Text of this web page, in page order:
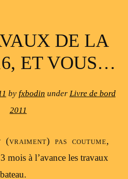
DE LA
ET VOUS…
by fxbodin under Livre de bord
2011
(vraiment) pas coutume,
mois à l’avance les travaux